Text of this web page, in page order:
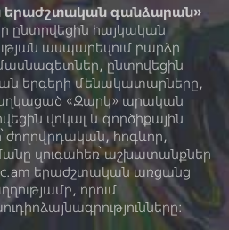
երաժշտական գանձարան»
ընտրվեցին հայկական
ասպարեզում բարձր
ընտրվեցին
երգերի մենակատարները,
«Զարկ» արական
վոկալ և գործիքային
ժողովրդական, հոգևոր,
զուգահեռ՝ աշխատանքներ
երաժշտական առցանց
որում